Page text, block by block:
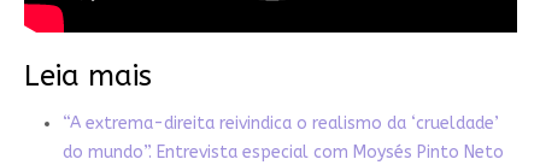
Leia mais
“A extrema-direita reivindica o realismo da ‘crueldade’
do mundo”. Entrevista especial com Moysés Pinto Neto